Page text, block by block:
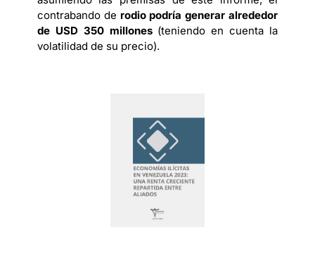
contrabando de rodio podría generar alrededor
de USD 350 millones(teniendo en cuenta la
volatilidad de su precio).